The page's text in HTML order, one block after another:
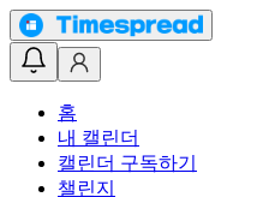
홈
내 캘린더
캘린더 구독하기
챌린지